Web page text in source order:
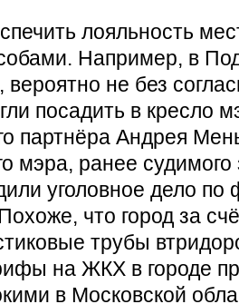
лояльность
Например, в
вероятно не без
посадить в кресло
партнёра Андрея
мэра, ранее
уголовное дело
что город за
трубы
на ЖКХ в городе
в Московской